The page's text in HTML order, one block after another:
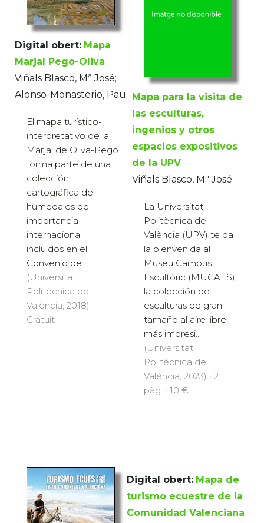
Digital obert: Mapa
Marjal Pego-Oliva
Viñals Blasco, Mª José;
Alonso-Monasterio, Pau
El mapa turístico-
interpretativo de la
Marjal de Oliva-Pego
forma parte de una
colección
cartográfica de
humedales de
importancia
internacional
incluidos en el
Convenio de ...
(Universitat
Politècnica de
València, 2018) ·
Gratuït
Mapa para la visita de
las esculturas,
ingenios y otros
espacios expositivos
de la UPV
Viñals Blasco, Mª José
La Universitat
Politècnica de
València (UPV) te da
la bienvenida al
Museu Campus
Escultòric (MUCAES),
la colección de
esculturas de gran
tamaño al aire libre
más impresi...
(Universitat
Politècnica de
València, 2023) · 2
pàg. · 10 €
Digital obert: Mapa de
turismo ecuestre de la
Comunidad Valenciana